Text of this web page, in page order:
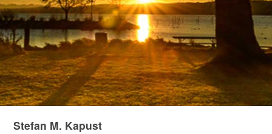
Stefan M. Kapust